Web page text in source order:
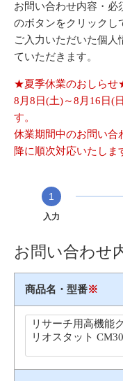
お問い合わせ内容・必
のボタンをクリックし
ご入力いただいた個
ていただきます。
★夏季休業のおしら
8月8日(土)～8月16日(
す。
休業期間中のお問い合
降に順次対応いたしま
1
入力
お問い合わせ
商品名・型番※